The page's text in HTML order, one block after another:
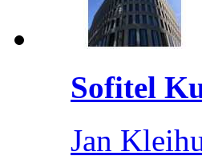
Sofitel
Jan